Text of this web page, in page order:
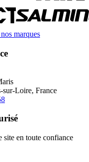
marques
Loire, France
site en toute confiance